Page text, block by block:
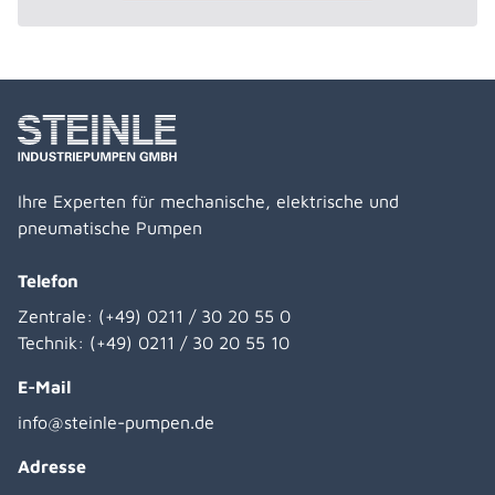
Ihre Experten für mechanische, elektrische und
pneumatische Pumpen
Telefon
Zentrale: (+49) 0211 / 30 20 55 0
Technik: (+49) 0211 / 30 20 55 10
E-Mail
info@steinle-pumpen.de
Adresse